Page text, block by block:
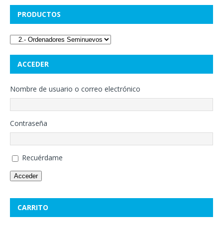
PRODUCTOS
ACCEDER
Nombre de usuario o correo electrónico
Contraseña
Recuérdame
Acceder
CARRITO